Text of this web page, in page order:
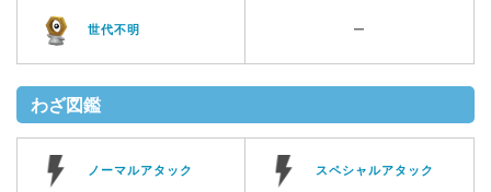
世代不明 ー
わざ図鑑
ノーマルアタック スペシャルアタック